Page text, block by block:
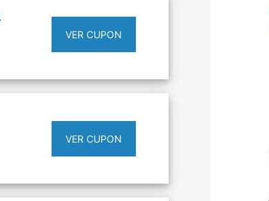
VER CUPON
VER CUPON